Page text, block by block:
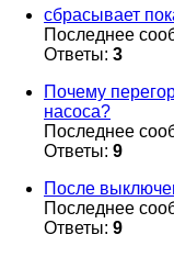
сбрасывает
Последнее
Ответы: 3
Почему
насоса?
Последнее
Ответы: 9
После
Последнее
Ответы: 9